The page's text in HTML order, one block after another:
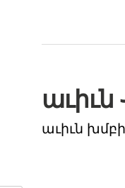
աւիւն